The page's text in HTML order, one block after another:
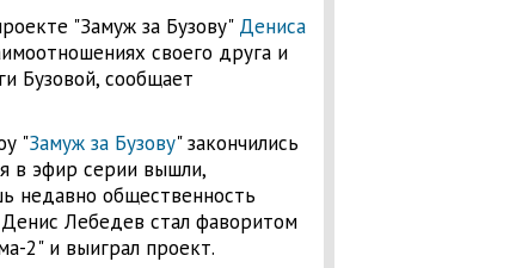
"Замуж за Бузову" Дениса
своего друга и
Бузовой, сообщает
"Замуж за Бузову" закончились
в эфир серии вышли,
недавно общественность
Лебедев стал фаворитом
2" и выиграл проект.